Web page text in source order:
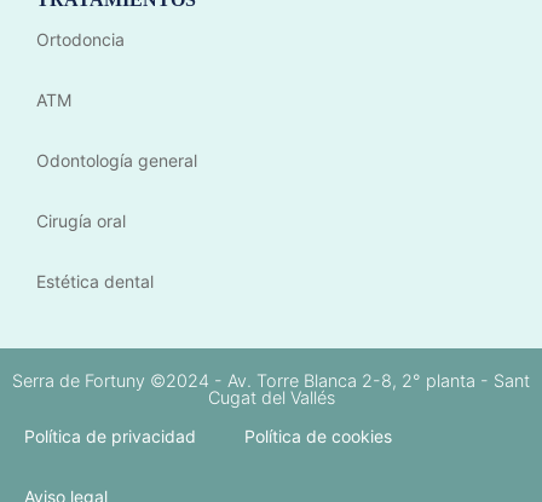
Ortodoncia
ATM
Odontología general
Cirugía oral
Estética dental
Serra de Fortuny ©2024 - Av. Torre Blanca 2-8, 2° planta - Sant
Cugat del Vallés
Política de privacidad
Política de cookies
Aviso legal